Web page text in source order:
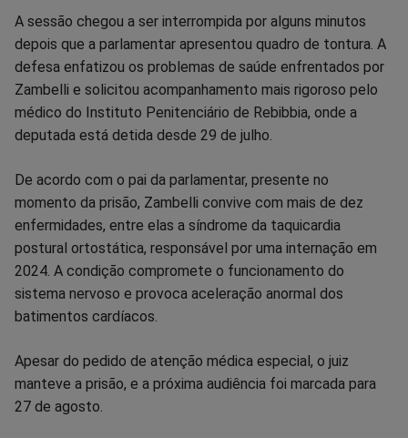
A sessão chegou a ser interrompida por alguns minutos
depois que a parlamentar apresentou quadro de tontura. A
defesa enfatizou os problemas de saúde enfrentados por
Zambelli e solicitou acompanhamento mais rigoroso pelo
médico do Instituto Penitenciário de Rebibbia, onde a
deputada está detida desde 29 de julho.
De acordo com o pai da parlamentar, presente no
momento da prisão, Zambelli convive com mais de dez
enfermidades, entre elas a síndrome da taquicardia
postural ortostática, responsável por uma internação em
2024. A condição compromete o funcionamento do
sistema nervoso e provoca aceleração anormal dos
batimentos cardíacos.
Apesar do pedido de atenção médica especial, o juiz
manteve a prisão, e a próxima audiência foi marcada para
27 de agosto.